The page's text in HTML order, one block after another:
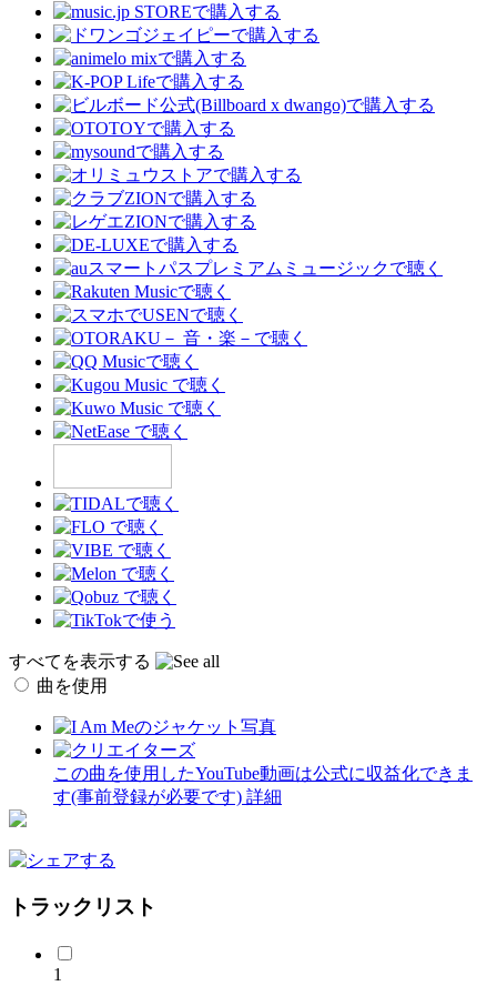
すべてを表示する
曲を使用
この曲を使用したYouTube動画は公式に収益化できま
す(事前登録が必要です) 詳細
トラックリスト
1